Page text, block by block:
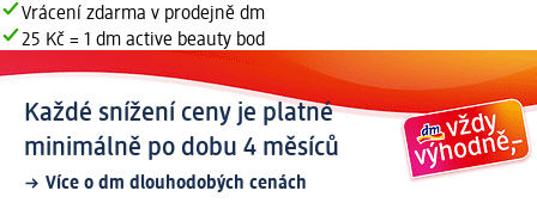
Vrácení zdarma v prodejně dm
25 Kč = 1 dm active beauty bod
Každé snížení ceny je platné
minimálně po dobu 4 měsíců
Více o dm dlouhodobých cenách